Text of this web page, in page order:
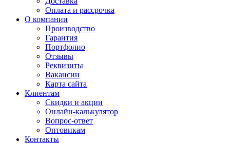
Оплата и рассрочка
О компании
Производство
Гарантия
Портфолио
Отзывы
Реквизиты
Вакансии
Карта сайта
Клиентам
Скидки и акции
Онлайн-калькулятор
Вопрос-ответ
Оптовикам
Контакты